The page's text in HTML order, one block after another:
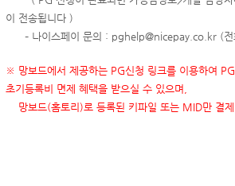
이 전송됩니다 )
– 나이스페이 문의 : pghelp@nicepay.co.kr (
※ 망보드에서 제공하는 PG신청 링크를 이용하여
초기등록비 면제 혜택을 받으실 수 있으며,
망보드(홈토리)로 등록된 키파일 또는 MID만 결제